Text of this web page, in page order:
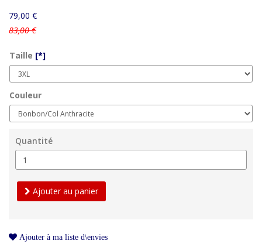
79,00 €
83,00 €
Taille [*]
Couleur
Quantité
Ajouter au panier
Ajouter à ma liste d\envies